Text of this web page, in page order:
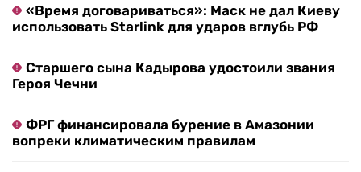
«Время договариваться»: Маск не дал Киеву
использовать Starlink для ударов вглубь РФ
Старшего сына Кадырова удостоили звания
Героя Чечни
ФРГ финансировала бурение в Амазонии
вопреки климатическим правилам